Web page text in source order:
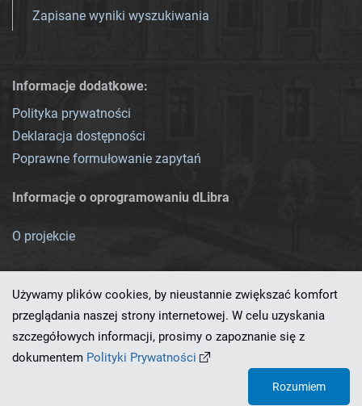
Zapisane wyniki wyszukiwania
Informacje dodatkowe:
Polityka prywatności
Deklaracja dostępności
Poprawne formułowanie zapytań
Informacje o oprogramowaniu dLibra
O projekcie
Ten serwis działa dzięki oprogramowaniu
Używamy plików cookies, by nieustannie zwiększać komfort
przeglądania naszej strony internetowej. W celu uzyskania
szczegółowych informacji, prosimy o zapoznanie się z
dokumentem Polityki Prywatności
Rozumiem